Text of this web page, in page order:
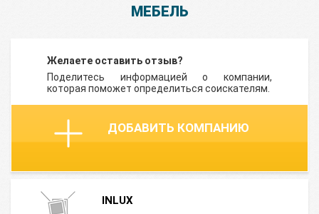
МЕБЕЛЬ
Желаете оставить отзыв?
Поделитесь информацией о компании,
которая поможет определиться соискателям.
ДОБАВИТЬ КОМПАНИЮ
INLUX